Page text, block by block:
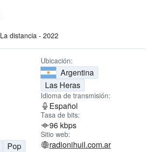
La distancia - 2022
Ubicación:
Argentina
Las Heras
Idioma de transmisión:
Español
Tasa de bits:
96 kbps
Pop
Sitio web:
radionihuil.com.ar